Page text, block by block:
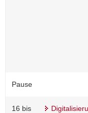
Pause
16 bis